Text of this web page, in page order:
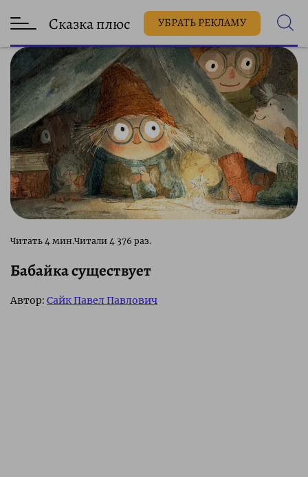
Сказка плюс УБРАТЬ РЕКЛАМУ
4 376 раз.
Бабайка существует
Автор: Сайк Павел Павлович